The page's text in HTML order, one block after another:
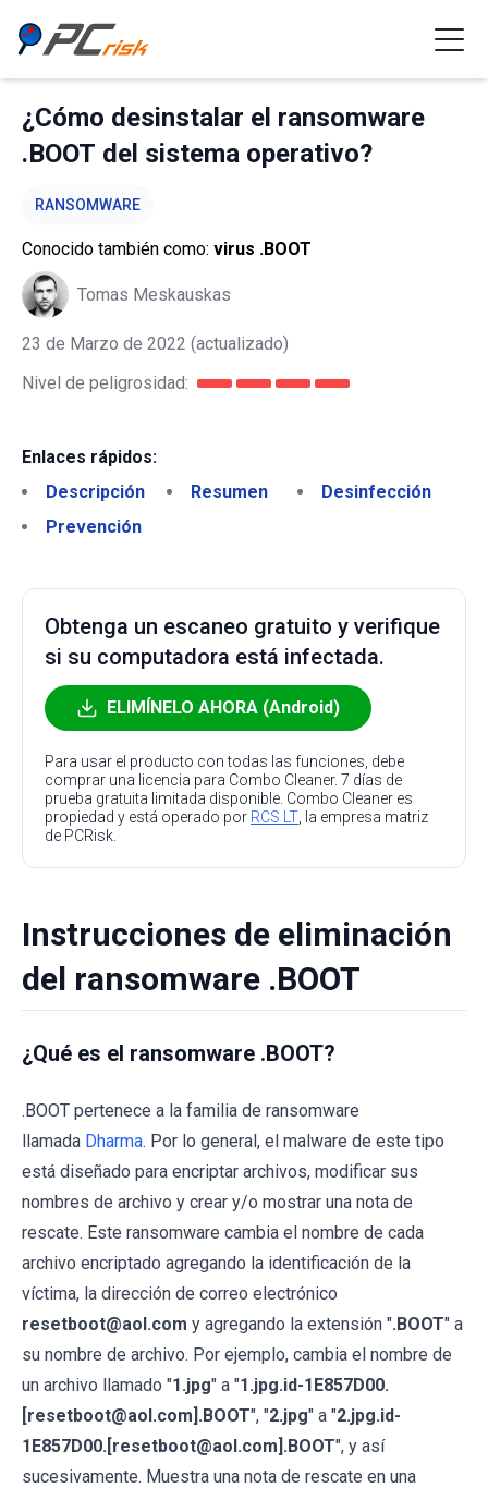
¿Cómo desinstalar el ransomware
.BOOT del sistema operativo?
RANSOMWARE
Conocido también como: virus .BOOT
Tomas Meskauskas
23 de Marzo de 2022 (actualizado)
Nivel de peligrosidad:
Enlaces rápidos:
Descripción
Resumen
Desinfección
Prevención
Obtenga un escaneo gratuito y verifique
si su computadora está infectada.
ELIMÍNELO AHORA (Android)
Para usar el producto con todas las funciones, debe
comprar una licencia para Combo Cleaner. 7 días de
prueba gratuita limitada disponible. Combo Cleaner es
propiedad y está operado por RCS LT , la empresa matriz
de PCRisk.
Instrucciones de eliminación
del ransomware .BOOT
¿Qué es el ransomware .BOOT?
.BOOT pertenece a la familia de ransomware
llamada Dharma. Por lo general, el malware de este tipo
está diseñado para encriptar archivos, modificar sus
nombres de archivo y crear y/o mostrar una nota de
rescate. Este ransomware cambia el nombre de cada
archivo encriptado agregando la identificación de la
víctima, la dirección de correo electrónico
resetboot@aol.com y agregando la extensión ".BOOT" a
su nombre de archivo. Por ejemplo, cambia el nombre de
un archivo llamado "1.jpg" a "1.jpg.id-1E857D00.
[resetboot@aol.com].BOOT", "2.jpg" a "2.jpg.id-
1E857D00.[resetboot@aol.com].BOOT", y así
sucesivamente. Muestra una nota de rescate en una